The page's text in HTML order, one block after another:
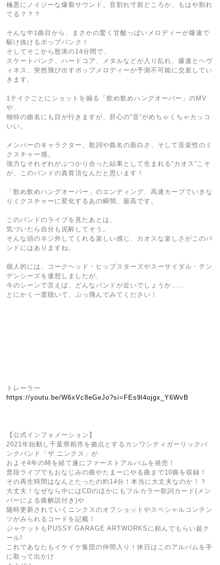
極悪にノイジーな爆裂サウンド。音割れ寸前どころか、もはや割れ
てる？？？
そんな中1曲目から、まさかの驚く甘酸っぱいメロディーが爆速で
駆け抜けるポップパンク！
そしてそこから怒涛の14分間で、
スケートパンク、ハードコア、メタルなどが入り乱れ、爆速とヘヴ
ィネス、突然飛び出すポップメロディーが予測不可能に交差してい
きます。
1テイクごとにショットを煽る「飲め飲めハングオーバー」のMV
や、
独特の曲名にも目が行きますが、肝心の“音”がめちゃくちゃカッコ
いい。
メンバーのキャラクター、歌詞や曲名の面白さ、そして音楽性のミ
クスチャー感。
強力なそれぞれがぶつかり合った結果として生まれる“カオス”こそ
が、このバンドの真骨頂なんだと思います！
「飲め飲めハングオーバー」のエンディング、高速カーブでいきな
りミクスチャーに変化するあの瞬間、最高です。
このバンドのライブを見たあとは、
気づいたら自分も泥酔してそう。
そんな頭のネジ外してくれる楽しい感じ、カオスな楽しさがこのバ
ンドにはありますね。
個人的には、コークヘッド・ヒップスターズやスーサイダル・テン
デンシーズを連想しましたが、
今のシーンで言えば、どんなバンドが近いでしょうか……
とにかく一度聴いて、ぶっ飛んでみてください！
トレーラー
https://youtu.be/W6xVc8eGeJo?si=FEs9l4ojgx_Y6WvB
【公式インフォメーション】
2021年始動し千葉県柏市を拠点とするカシワシティガーリックパ
ンクバンド「ザ ニンクス」が
およそ4年の時を経て遂にファーストアルバムを発売！
普段ライブでもおなじみの曲やたまーにやる曲まで10曲を収録！
その再生時間はなんとたったの約14分！本当に大丈夫なのか！？
大丈夫！なぜなら中にはCDのほかにもフルカラー歌詞カード(メン
バーによる曲解説付き)や
随時更新されていくニンクスのオフショットやスペシャルコンテン
ツがみられるコードを記載！
ジャケットもPUSSY GARAGE ARTWORKSに頼んでもらい超ク
ール!
これであなたもイケイケ集団の仲間入り！休日はこのアルバムを手
に取って出かけ